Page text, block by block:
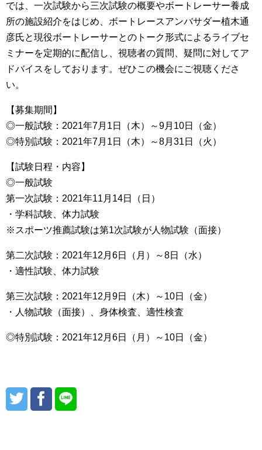
では、一次試験から三次試験の概要やボートレーサー養成
所の施設紹介をはじめ、ボートレースアンバサダー植木通
彦氏と現役ボートレーサーとのトーク形式によるライブセ
ミナーを定期的に配信し、視聴者の質問、疑問に対してア
ドバイスをしております。ぜひこの機会にご視聴くださ
い。
【募集期間】
◎一般試験：2021年7月1日（木）～9月10日（金）
◎特別試験：2021年7月1日（木）～8月31日（火）
【試験日程・内容】
◎一般試験
第一次試験：2021年11月14日（日）
・学科試験、体力試験
※スポーツ推薦試験は第1次試験が人物試験（面接）
第二次試験：2021年12月6日（月）～8日（水）
・適性試験、体力試験
第三次試験：2021年12月9日（木）～10日（金）
・人物試験（面接）、身体検査、適性検査
◎特別試験：2021年12月6日（月）～10日（金）